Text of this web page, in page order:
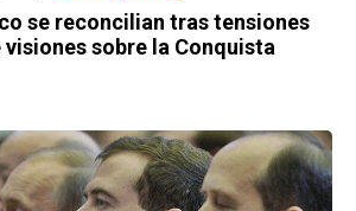
se reconcilian tras tensiones
sobre la Conquista